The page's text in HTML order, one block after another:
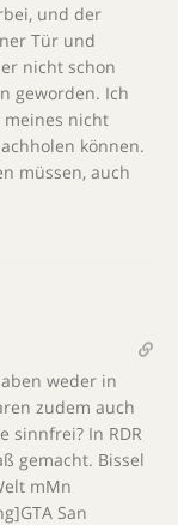
und der
Tür und
nicht schon
geworden. Ich
nicht
können.
müssen, auch
weder in
zudem auch
sinnfrei? In RDR
gemacht. Bissel
mMn
San